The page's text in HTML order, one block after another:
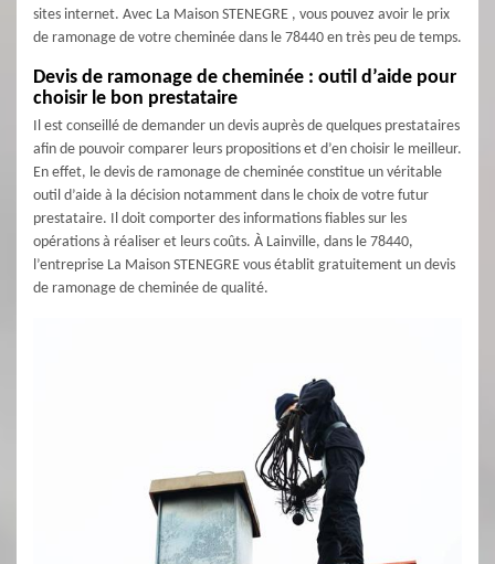
sites internet. Avec La Maison STENEGRE , vous pouvez avoir le prix
de ramonage de votre cheminée dans le 78440 en très peu de temps.
Devis de ramonage de cheminée : outil d’aide pour
choisir le bon prestataire
Il est conseillé de demander un devis auprès de quelques prestataires
afin de pouvoir comparer leurs propositions et d’en choisir le meilleur.
En effet, le devis de ramonage de cheminée constitue un véritable
outil d’aide à la décision notamment dans le choix de votre futur
prestataire. Il doit comporter des informations fiables sur les
opérations à réaliser et leurs coûts. À Lainville, dans le 78440,
l’entreprise La Maison STENEGRE vous établit gratuitement un devis
de ramonage de cheminée de qualité.